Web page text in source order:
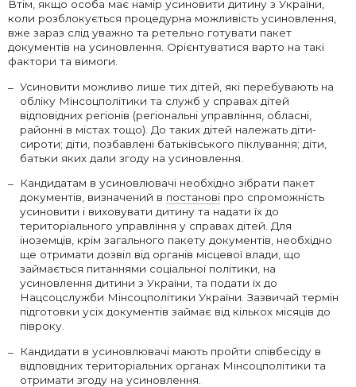
Втім, якщо особа має намір усиновити дитину з України,
коли розблокується процедурна можливість усиновлення,
вже зараз слід уважно та ретельно готувати пакет
документів на усиновлення. Орієнтуватися варто на такі
фактори та вимоги.
Усиновити можливо лише тих дітей, які перебувають на
обліку Мінсоцполітики та служб у справах дітей
відповідних регіонів (регіональні управління, обласні,
районні в містах тощо). До таких дітей належать діти-
сироти; діти, позбавлені батьківського піклування; діти,
батьки яких дали згоду на усиновлення.
Кандидатам в усиновлювачі необхідно зібрати пакет
документів, визначений в постанові про спроможність
усиновити і виховувати дитину та надати їх до
територіального управління у справах дітей. Для
іноземців, крім загального пакету документів, необхідно
ще отримати дозвіл від органів місцевої влади, що
займається питаннями соціальної політики, на
усиновлення дитини з України, та подати їх до
Нацсоцслужби Мінсоцполітики України. Зазвичай термін
підготовки усіх документів займає від кількох місяців до
півроку.
Кандидати в усиновлювачі мають пройти співбесіду в
відповідних територіальних органах Мінсоцполітики та
отримати згоду на усиновлення.